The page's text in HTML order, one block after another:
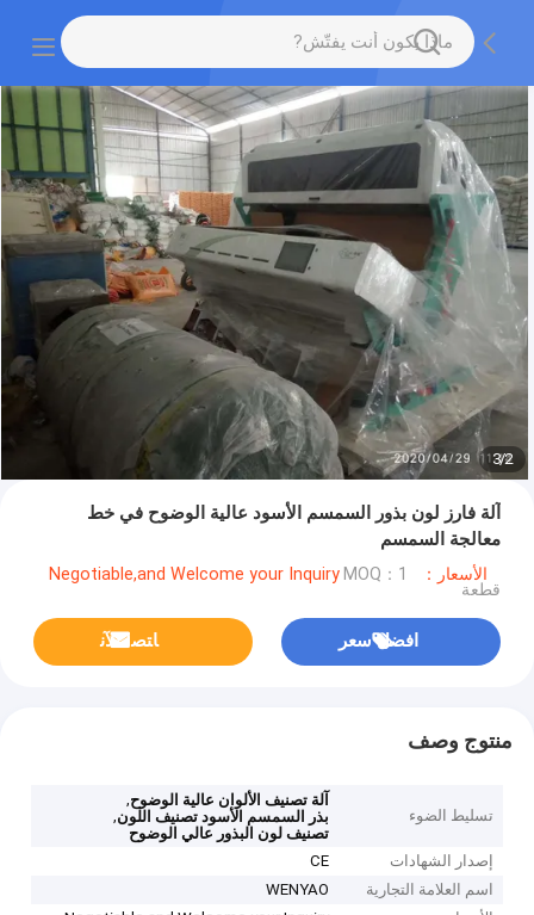
2
/
3
آلة فارز لون بذور السمسم الأسود عالية الوضوح في خط
معالجة السمسم
الأسعار：Negotiable,and Welcome your Inquiry MOQ：1
قطعة
افضل سعر ﺎﺘﺼﻟ ﺍﻶﻧ
منتوج وصف
تسليط الضوء
آلة تصنيف الألوان عالية الوضوح,
بذر السمسم الأسود تصنيف اللون,
تصنيف لون البذور عالي الوضوح
إصدار الشهادات
CE
اسم العلامة التجارية
WENYAO